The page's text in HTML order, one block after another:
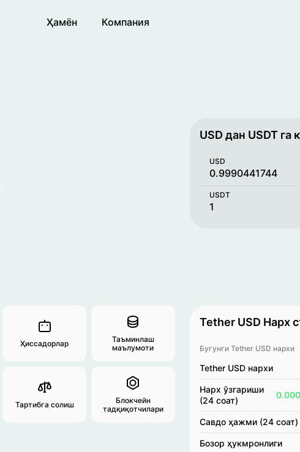
Ҳамён Компания
Ҳиссадорлар
Таъминлаш
маълумоти
Тартибга солиш
Блокчейн
тадқиқотчилари
USD дан USDT га
USD
USDT
Tether USD Нарх
Бугунги Tether USD нархи
Tether USD нархи
Нарх ўзгариши
(24 соат)
Савдо ҳажми (24 соат)
Бозор ҳукмронлиги